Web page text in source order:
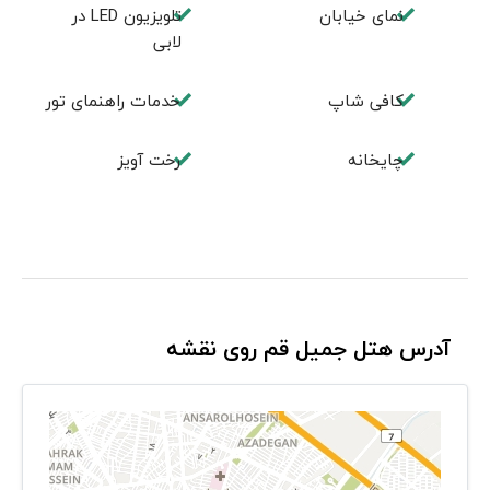
نمای خیابان
تلويزيون LED در
لابی
كافی شاپ خدمات راهنمای تور
چایخانه رخت آویز
آدرس هتل جمیل قم روی نقشه